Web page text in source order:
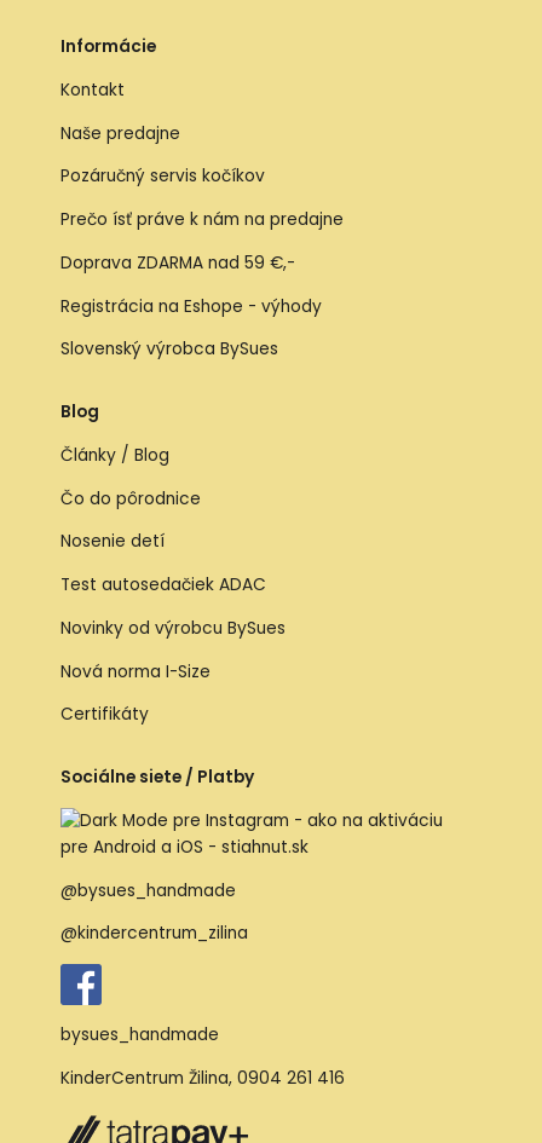
Informácie
Kontakt
Naše predajne
Pozáručný servis kočíkov
Prečo ísť práve k nám na predajne
Doprava ZDARMA nad 59 €,-
Registrácia na Eshope - výhody
Slovenský výrobca BySues
Blog
Články / Blog
Čo do pôrodnice
Nosenie detí
Test autosedačiek ADAC
Novinky od výrobcu BySues
Nová norma I-Size
Certifikáty
Sociálne siete / Platby
@bysues_handmade
@kindercentrum_zilina
bysues_handmade
KinderCentrum Žilina, 0904 261 416